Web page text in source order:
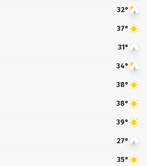
32°
37°
31°
34°
38°
38°
39°
27°
35°